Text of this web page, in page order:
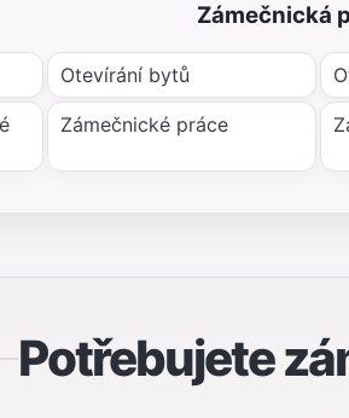
Zámečnická
Otevírání bytů
Zámečnické práce
Potřebujete